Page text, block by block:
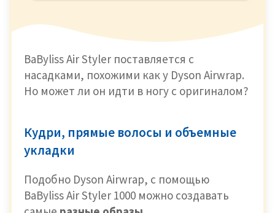
BaByliss Air Styler поставляется с
насадками, похожими как у Dyson Airwrap.
Но может ли он идти в ногу с оригиналом?
Кудри, прямые волосы и объемные
укладки
Подобно Dyson Airwrap, с помощью
BaByliss Air Styler 1000 можно создавать